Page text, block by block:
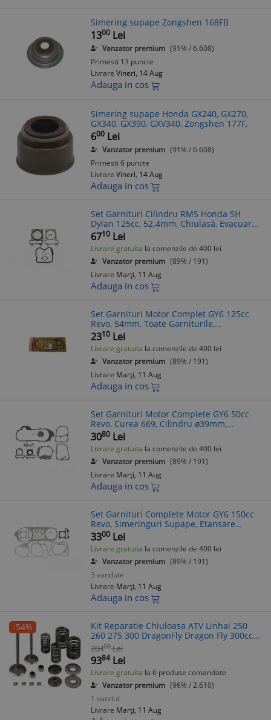
Simering supape Zongshen 168FB
1300 Lei
Vanzator premium (91% / 6.608)
Primesti 13 puncte
Livrare Vineri, 14 Aug
Adauga in cos
Simering supape Honda GX240, GX270,
GX340, GX390, GXV340, Zongshen 177F,
600 Lei
Vanzator premium (91% / 6.608)
Primesti 6 puncte
Livrare Vineri, 14 Aug
Adauga in cos
Set Garnituri Cilindru RMS Honda SH
Dylan 125cc, 52.4mm, Chiulasă, Evacuare,
Simeringuri Supape
6710 Lei
Livrare gratuita la comenzile de 400 lei
Vanzator premium (89% / 191)
Livrare Marți, 11 Aug
Adauga in cos
Set Garnituri Motor Complet GY6 125cc
Revo, 54mm, Toate Garniturile,
Simeringuri Supape, Piese Moto
2310 Lei
Livrare gratuita la comenzile de 400 lei
Vanzator premium (89% / 191)
Livrare Marți, 11 Aug
Adauga in cos
Set Garnituri Motor Complete GY6 50cc
Revo, Curea 669, Cilindru ø39mm,
Simeringuri Supape, Piese Moto Bloc
Motor
3080 Lei
Livrare gratuita la comenzile de 400 lei
Vanzator premium (89% / 191)
Livrare Marți, 11 Aug
Adauga in cos
Set Garnituri Complete Motor GY6 150cc
Revo, Simeringuri Supape, Etansare
Perfecta, Piese Moto
3300 Lei
Livrare gratuita la comenzile de 400 lei
Vanzator premium (89% / 191)
3 vandute
Livrare Marți, 11 Aug
Adauga in cos
-54%
Kit Reparatie Chiuloasa ATV Linhai 250
260 275 300 DragonFly Dragon Fly 300cc
Supape Arcuri Simeringuri Sigurante
20400 Lei
9384 Lei
Livrare gratuita la 6 produse comandate
Vanzator premium (96% / 2.610)
1 vandut
Livrare Marți, 11 Aug